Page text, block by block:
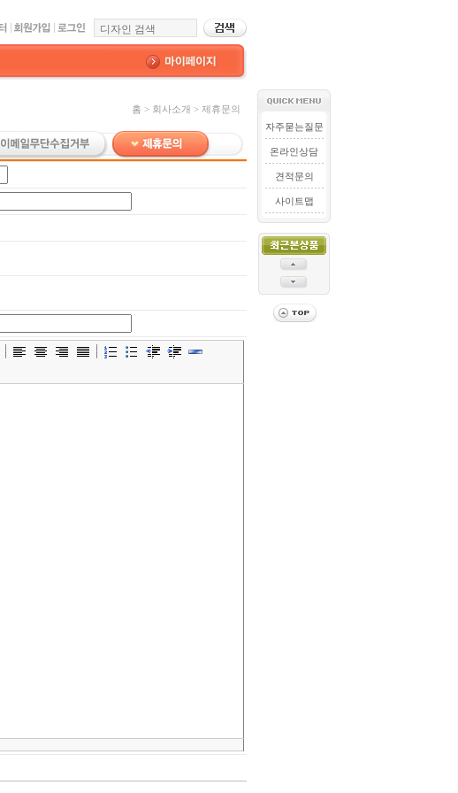
홈 > 회사소개 > 제휴문의
자주묻는질문
온라인상담
견적문의
사이트맵